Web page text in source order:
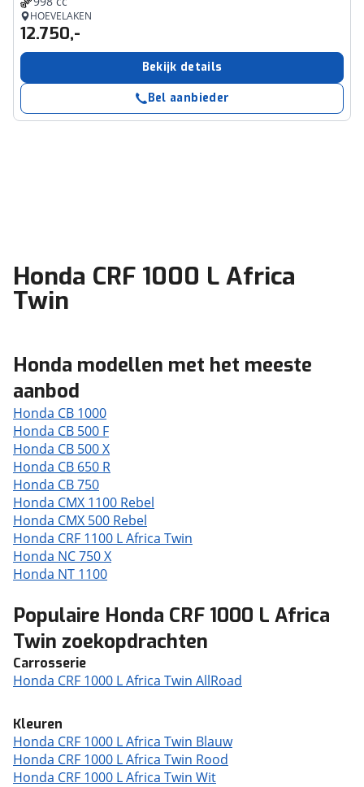
HOEVELAKEN
12.750,-
Bekijk details
Bel aanbieder
Honda CRF 1000 L Africa
Twin
Honda modellen met het meeste
aanbod
Honda CB 1000
Honda CB 500 F
Honda CB 500 X
Honda CB 650 R
Honda CB 750
Honda CMX 1100 Rebel
Honda CMX 500 Rebel
Honda CRF 1100 L Africa Twin
Honda NC 750 X
Honda NT 1100
Populaire Honda CRF 1000 L Africa
Twin zoekopdrachten
Carrosserie
Honda CRF 1000 L Africa Twin AllRoad
Kleuren
Honda CRF 1000 L Africa Twin Blauw
Honda CRF 1000 L Africa Twin Rood
Honda CRF 1000 L Africa Twin Wit